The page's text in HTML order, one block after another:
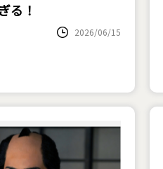
る！
2026/06/15